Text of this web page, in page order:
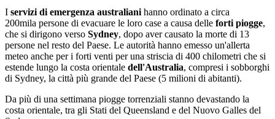
I servizi di emergenza australiani hanno ordinato a circa
200mila persone di evacuare le loro case a causa delle forti piogge,
che si dirigono verso Sydney, dopo aver causato la morte di 13
persone nel resto del Paese. Le autorità hanno emesso un'allerta
meteo anche per i forti venti per una striscia di 400 chilometri che si
estende lungo la costa orientale dell'Australia, compresi i sobborghi
di Sydney, la città più grande del Paese (5 milioni di abitanti).
Da più di una settimana piogge torrenziali stanno devastando la
costa orientale, tra gli Stati del Queensland e del Nuovo Galles del